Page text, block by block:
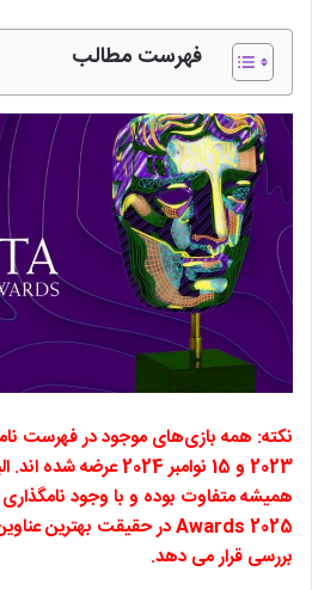
فهرست مطالب
2023 و 15 نوامبر 2024
بررسی قرار می دهد.